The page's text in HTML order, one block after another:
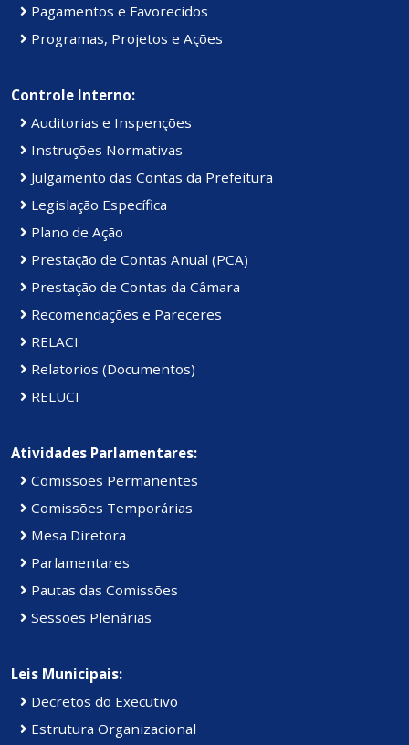
Pagamentos e Favorecidos
Programas, Projetos e Ações
Controle Interno:
Auditorias e Inspenções
Instruções Normativas
Julgamento das Contas da Prefeitura
Legislação Específica
Plano de Ação
Prestação de Contas Anual (PCA)
Prestação de Contas da Câmara
Recomendações e Pareceres
RELACI
Relatorios (Documentos)
RELUCI
Atividades Parlamentares:
Comissões Permanentes
Comissões Temporárias
Mesa Diretora
Parlamentares
Pautas das Comissões
Sessões Plenárias
Leis Municipais:
Decretos do Executivo
Estrutura Organizacional